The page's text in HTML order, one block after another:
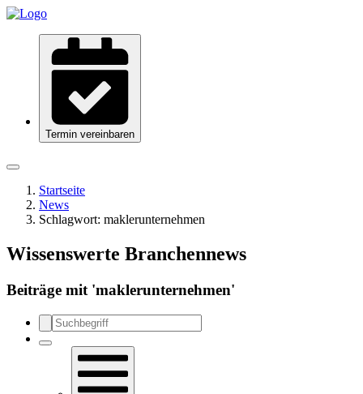
Termin vereinbaren
Startseite
News
Schlagwort: maklerunternehmen
Wissenswerte Branchennews
Beiträge mit 'maklerunternehmen'